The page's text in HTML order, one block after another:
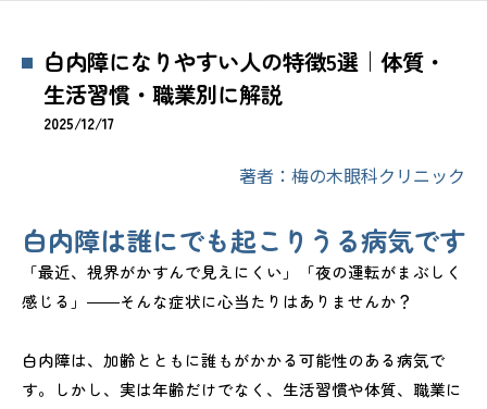
白内障になりやすい人の特徴5選｜体質・
生活習慣・職業別に解説
2025/12/17
著者：梅の木眼科クリニック
白内障は誰にでも起こりうる病気です
「最近、視界がかすんで見えにくい」「夜の運転がまぶしく
感じる」――そんな症状に心当たりはありませんか？
白内障は、加齢とともに誰もがかかる可能性のある病気で
す。しかし、実は年齢だけでなく、生活習慣や体質、職業に